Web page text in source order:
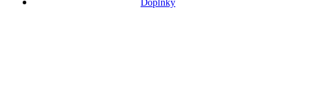
Doplnky